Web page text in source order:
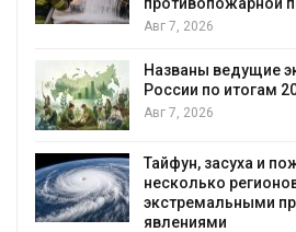
Авг 7, 2026
Названы ведущие
России по итогам
Авг 7, 2026
Тайфун, засуха и
несколько
экстремальными
явлениями